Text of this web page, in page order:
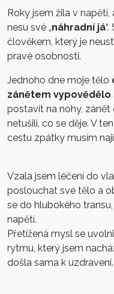
Roky jsem žila v
nesu své „náhradní já
člověkem, který je
pravé osobnosti.
Jednoho dne moje tělo
zánětem vypovědělo
postavit na nohy, zánět
netušili, co se děje. V
cestu zpátky musím
Vzala jsem léčení do
poslouchat své tělo a
se do hlubokého
napětí.
Přetížená mysl se
rytmu, který jsem
došla sama k uzdravení.